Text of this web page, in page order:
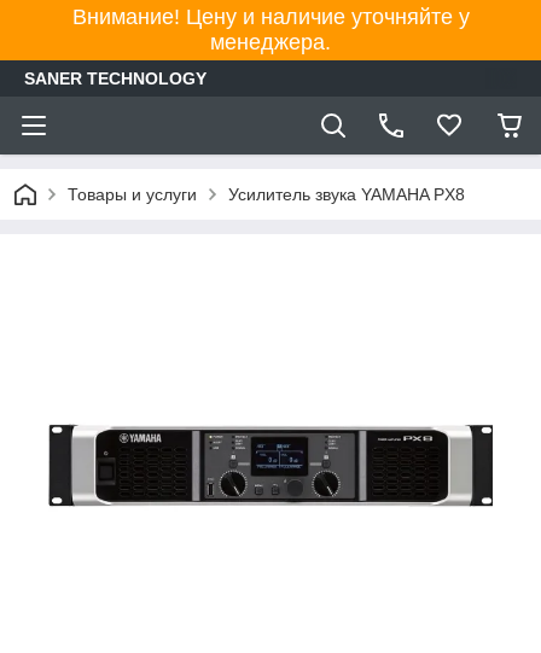
Внимание! Цену и наличие уточняйте у
менеджера.
SANER TECHNOLOGY
Товары и услуги Усилитель звука YAMAHA PX8